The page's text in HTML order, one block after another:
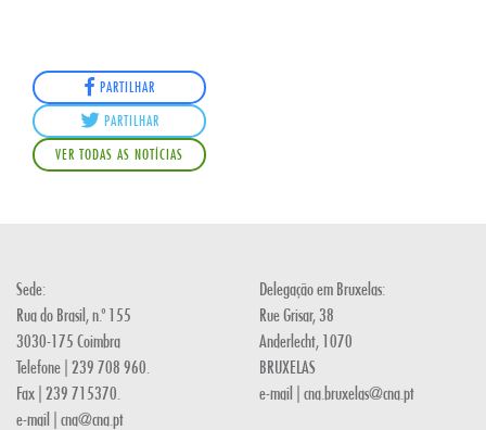
PARTILHAR
PARTILHAR
VER TODAS AS NOTÍCIAS
Sede:
Rua do Brasil, n.º 155
3030-175 Coimbra
Telefone | 239 708 960.
Fax | 239 715370.
e-mail | cna@cna.pt
Delegação em Bruxelas:
Rue Grisar, 38
Anderlecht, 1070
BRUXELAS
e-mail | cna.bruxelas@cna.pt